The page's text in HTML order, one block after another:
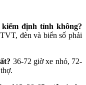
định tỉnh không?
đèn và biển số phải
36-72 giờ xe nhỏ, 72-